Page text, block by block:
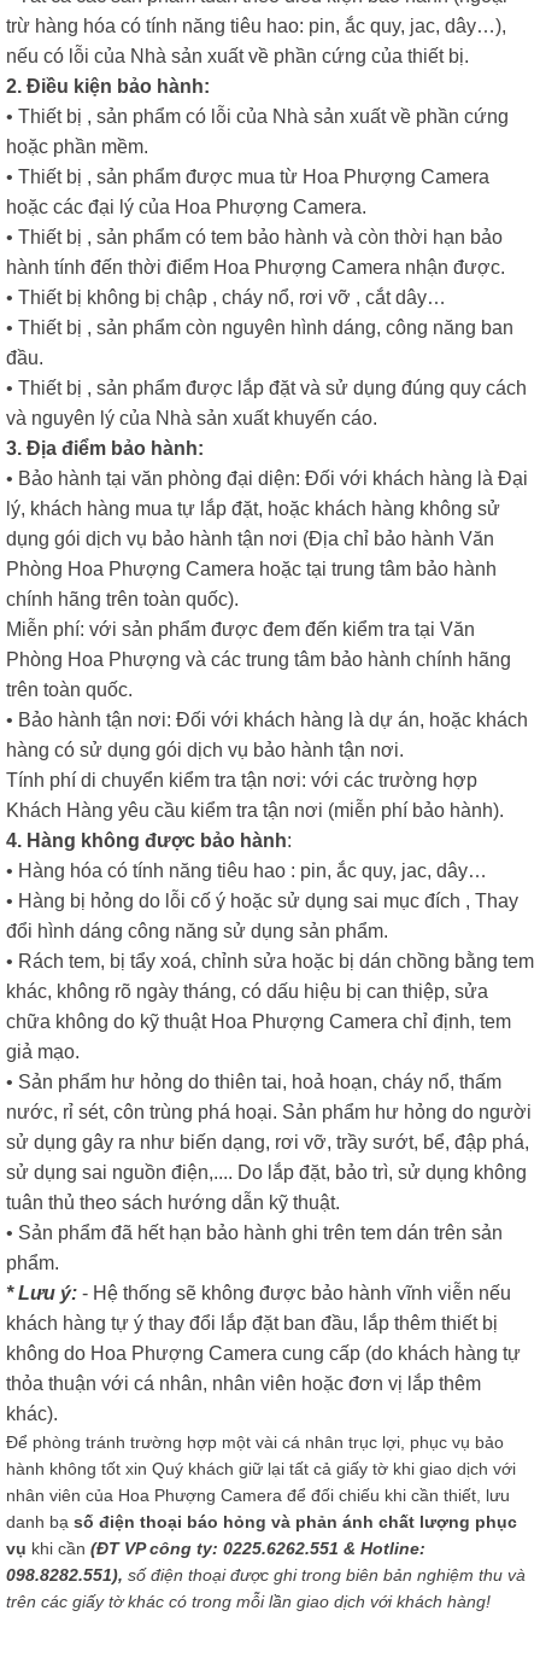
trừ hàng hóa có tính năng tiêu hao: pin, ắc quy, jac, dây…),
nếu có lỗi của Nhà sản xuất về phần cứng của thiết bị.
2. Điều kiện bảo hành:
• Thiết bị , sản phẩm có lỗi của Nhà sản xuất về phần cứng
hoặc phần mềm.
• Thiết bị , sản phẩm được mua từ Hoa Phượng Camera
hoặc các đại lý của Hoa Phượng Camera.
• Thiết bị , sản phẩm có tem bảo hành và còn thời hạn bảo
hành tính đến thời điểm Hoa Phượng Camera nhận được.
• Thiết bị không bị chập , cháy nổ, rơi vỡ , cắt dây…
• Thiết bị , sản phẩm còn nguyên hình dáng, công năng ban
đầu.
• Thiết bị , sản phẩm được lắp đặt và sử dụng đúng quy cách
và nguyên lý của Nhà sản xuất khuyến cáo.
3. Địa điểm bảo hành:
• Bảo hành tại văn phòng đại diện: Đối với khách hàng là Đại
lý, khách hàng mua tự lắp đặt, hoặc khách hàng không sử
dụng gói dịch vụ bảo hành tận nơi (Địa chỉ bảo hành Văn
Phòng Hoa Phượng Camera hoặc tại trung tâm bảo hành
chính hãng trên toàn quốc).
Miễn phí: với sản phẩm được đem đến kiểm tra tại Văn
Phòng Hoa Phượng và các trung tâm bảo hành chính hãng
trên toàn quốc.
• Bảo hành tận nơi: Đối với khách hàng là dự án, hoặc khách
hàng có sử dụng gói dịch vụ bảo hành tận nơi.
Tính phí di chuyển kiểm tra tận nơi: với các trường hợp
Khách Hàng yêu cầu kiểm tra tận nơi (miễn phí bảo hành).
4. Hàng không được bảo hành:
• Hàng hóa có tính năng tiêu hao : pin, ắc quy, jac, dây…
• Hàng bị hỏng do lỗi cố ý hoặc sử dụng sai mục đích , Thay
đổi hình dáng công năng sử dụng sản phẩm.
• Rách tem, bị tẩy xoá, chỉnh sửa hoặc bị dán chồng bằng tem
khác, không rõ ngày tháng, có dấu hiệu bị can thiệp, sửa
chữa không do kỹ thuật Hoa Phượng Camera chỉ định, tem
giả mạo.
• Sản phẩm hư hỏng do thiên tai, hoả hoạn, cháy nổ, thấm
nước, rỉ sét, côn trùng phá hoại. Sản phẩm hư hỏng do người
sử dụng gây ra như biến dạng, rơi vỡ, trầy sướt, bể, đập phá,
sử dụng sai nguồn điện,.... Do lắp đặt, bảo trì, sử dụng không
tuân thủ theo sách hướng dẫn kỹ thuật.
• Sản phẩm đã hết hạn bảo hành ghi trên tem dán trên sản
phẩm.
* Lưu ý: - Hệ thống sẽ không được bảo hành vĩnh viễn nếu
khách hàng tự ý thay đổi lắp đặt ban đầu, lắp thêm thiết bị
không do Hoa Phượng Camera cung cấp (do khách hàng tự
thỏa thuận với cá nhân, nhân viên hoặc đơn vị lắp thêm
khác).
Để phòng tránh trường hợp một vài cá nhân trục lợi, phục vụ bảo
hành không tốt xin Quý khách giữ lại tất cả giấy tờ khi giao dịch với
nhân viên của Hoa Phượng Camera để đối chiếu khi cần thiết, lưu
danh bạ số điện thoại báo hỏng và phản ánh chất lượng phục
vụ khi cần (ĐT VP công ty: 0225.6262.551 & Hotline:
098.8282.551), số điện thoại được ghi trong biên bản nghiệm thu và
trên các giấy tờ khác có trong mỗi lần giao dịch với khách hàng!